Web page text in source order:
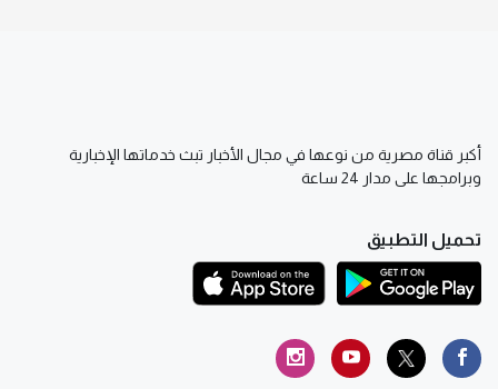
أكبر قناة مصرية من نوعها في مجال الأخبار تبث خدماتها الإخبارية
وبرامجها على مدار 24 ساعة
تحميل التطبيق